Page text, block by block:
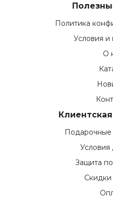
Политика
Условия
О
Подарочные
Условия
Защита
Скидки